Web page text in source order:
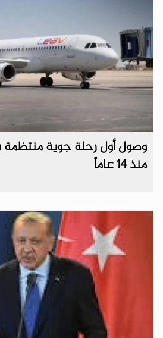
وصول أول رحلة جوية منتظمة
منذ 14 عاماً